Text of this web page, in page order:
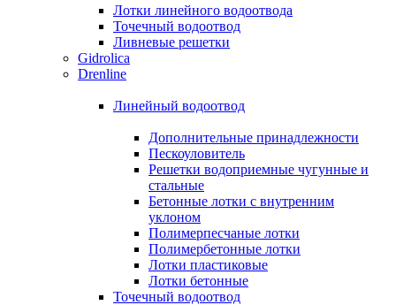
Лотки линейного водоотвода
Точечный водоотвод
Ливневые решетки
Gidrolica
Drenline
Линейный водоотвод
Дополнительные принадлежности
Пескоуловитель
Решетки водоприемные чугунные и
стальные
Бетонные лотки с внутренним
уклоном
Полимерпесчаные лотки
Полимербетонные лотки
Лотки пластиковые
Лотки бетонные
Точечный водоотвод